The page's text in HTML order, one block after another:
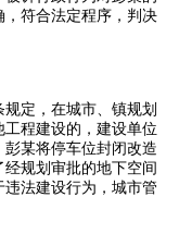
符合法定程序，判决
定，在城市、镇规划
程建设的，建设单位
某将停车位封闭改造
规划审批的地下空间
法建设行为，城市管